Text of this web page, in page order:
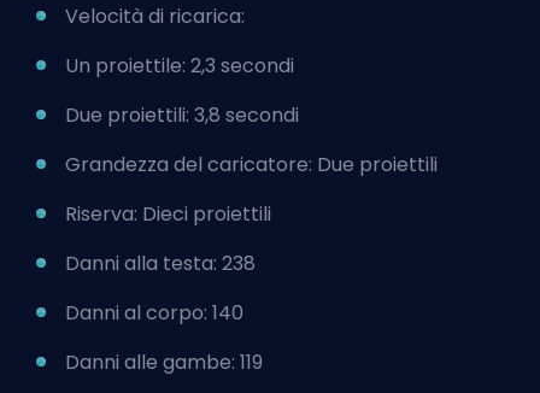
Velocità di ricarica:
Un proiettile: 2,3 secondi
Due proiettili: 3,8 secondi
Grandezza del caricatore: Due proiettili
Riserva: Dieci proiettili
Danni alla testa: 238
Danni al corpo: 140
Danni alle gambe: 119